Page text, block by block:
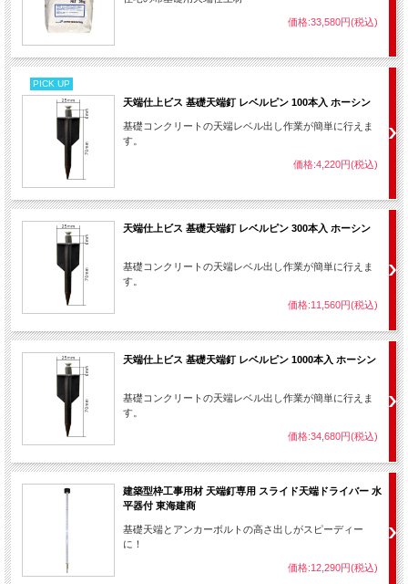
価格:33,580円(税込)
PICK UP
天端仕上ビス 基礎天端釘 レベルピン 100本入 ホーシン
基礎コンクリートの天端レベル出し作業が簡単に行えま
す。
価格:4,220円(税込)
天端仕上ビス 基礎天端釘 レベルピン 300本入 ホーシン
基礎コンクリートの天端レベル出し作業が簡単に行えま
す。
価格:11,560円(税込)
天端仕上ビス 基礎天端釘 レベルピン 1000本入 ホーシン
基礎コンクリートの天端レベル出し作業が簡単に行えま
す。
価格:34,680円(税込)
建築型枠工事用材 天端釘専用 スライド天端ドライバー 水
平器付 東海建商
基礎天端とアンカーボルトの高さ出しがスピーディー
に！
価格:12,290円(税込)